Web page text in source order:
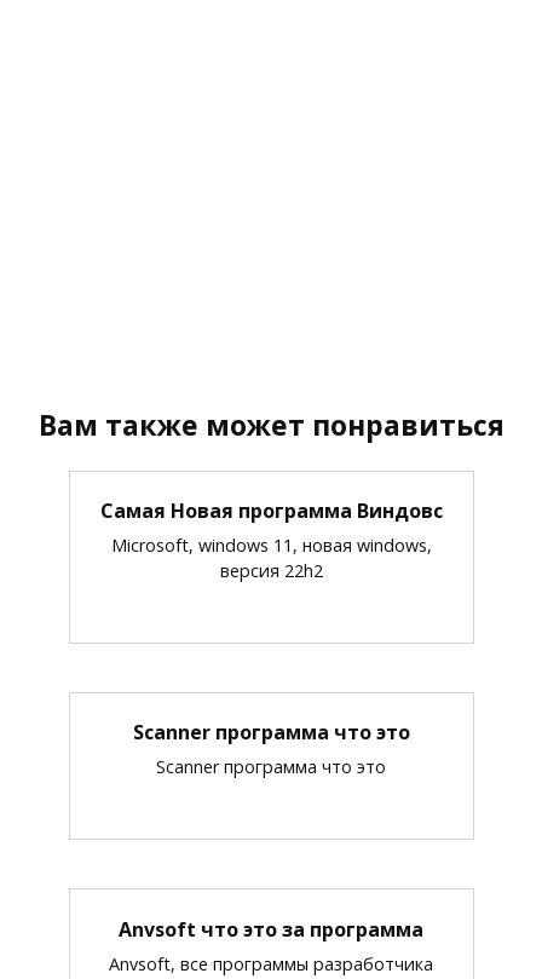
Вам также может понравиться
Самая Новая программа Виндовс
Microsoft, windows 11, новая windows,
версия 22h2
Scanner программа что это
Scanner программа что это
Anvsoft что это за программа
Anvsoft, все программы разработчика